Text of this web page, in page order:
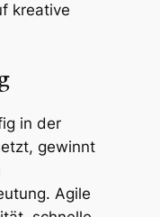
kreative
in der
gewinnt
Agile